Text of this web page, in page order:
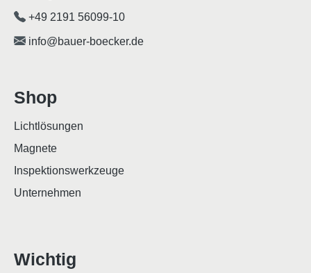
+49 2191 56099-10
info@bauer-boecker.de
Shop
Lichtlösungen
Magnete
Inspektionswerkzeuge
Unternehmen
Wichtig